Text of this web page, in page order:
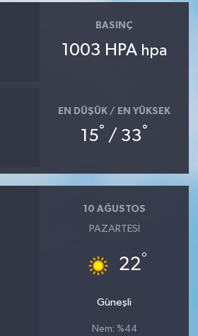
BASINÇ
1003 HPA hpa
EN DÜŞÜK / EN YÜKSEK
15° / 33°
10 AĞUSTOS
PAZARTESI
22°
Güneşli
Nem: %44